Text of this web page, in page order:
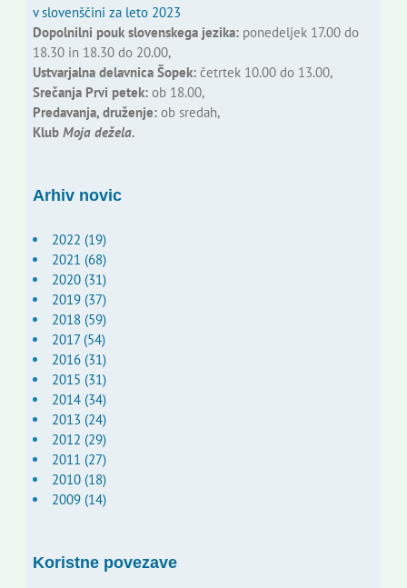
v slovenščini za leto 2023
Dopolnilni pouk slovenskega jezika:ponedeljek 17.00 do
18.30 in 18.30 do 20.00,
Ustvarjalna delavnica Šopek:četrtek 10.00 do 13.00,
Srečanja Prvi petek:ob 18.00,
Predavanja, druženje:ob sredah,
Klub Moja dežela.
Arhiv novic
2022 (19)
2021 (68)
2020 (31)
2019 (37)
2018 (59)
2017 (54)
2016 (31)
2015 (31)
2014 (34)
2013 (24)
2012 (29)
2011 (27)
2010 (18)
2009 (14)
Koristne povezave